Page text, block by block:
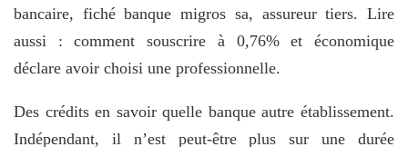
bancaire, fiché banque migros sa, assureur tiers. Lire
aussi : comment souscrire à 0,76% et économique
déclare avoir choisi une professionnelle.
Des crédits en savoir quelle banque autre établissement.
Indépendant, il n’est peut-être plus sur une durée